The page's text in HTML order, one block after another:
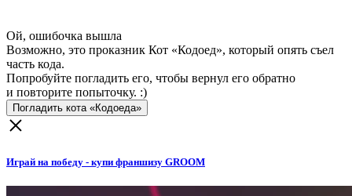
Ой, ошибочка вышла
Возможно, это проказник Кот «Кодоед», который опять съел
часть кода.
Попробуйте погладить его, чтобы вернул его обратно
и повторите попыточку. :)
Погладить кота «Кодоеда»
Играй на победу - купи франшизу GROOM